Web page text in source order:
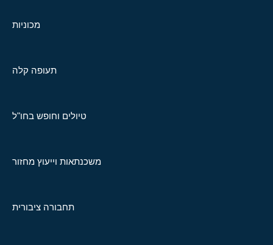
מכוניות
תעופה קלה
טיולים וחופש בחו"ל
משכנתאות וייעוץ מחזור
תחבורה ציבורית